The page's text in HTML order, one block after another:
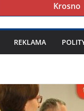
Krosno
REKLAMA